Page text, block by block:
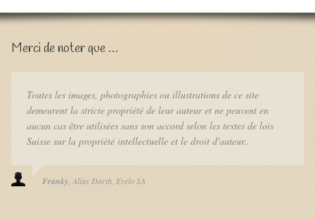
Merci de noter que …
Toutes les images, photographies ou illustrations de ce site
demeurent la stricte propriété de leur auteur et ne peuvent en
aucun cas être utilisées sans son accord selon les textes de lois
Suisse sur la propriété intellectuelle et le droit d'auteur..
Franky Alias Darth Eyelo SA